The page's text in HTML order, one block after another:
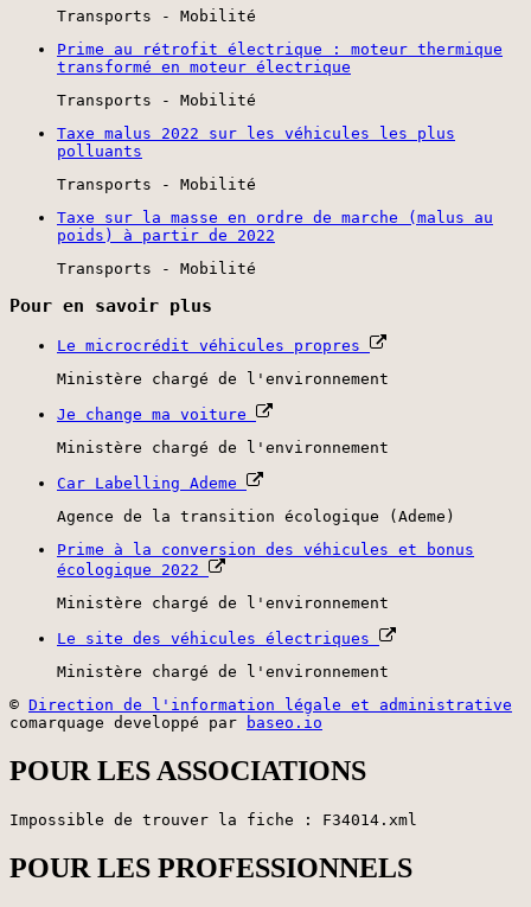
Transports - Mobilité
Prime au rétrofit électrique : moteur thermique
transformé en moteur électrique
Transports - Mobilité
Taxe malus 2022 sur les véhicules les plus
polluants
Transports - Mobilité
Taxe sur la masse en ordre de marche (malus au
poids) à partir de 2022
Transports - Mobilité
Pour en savoir plus
Le microcrédit véhicules propres
Ministère chargé de l'environnement
Je change ma voiture
Ministère chargé de l'environnement
Car Labelling Ademe
Agence de la transition écologique (Ademe)
Prime à la conversion des véhicules et bonus
écologique 2022
Ministère chargé de l'environnement
Le site des véhicules électriques
Ministère chargé de l'environnement
© Direction de l'information légale et administrative
comarquage developpé par
baseo.io
POUR LES ASSOCIATIONS
Impossible de trouver la fiche : F34014.xml
POUR LES PROFESSIONNELS